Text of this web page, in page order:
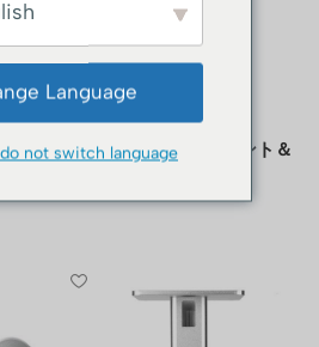
プロジェクターマウント＆
Language
not switch language